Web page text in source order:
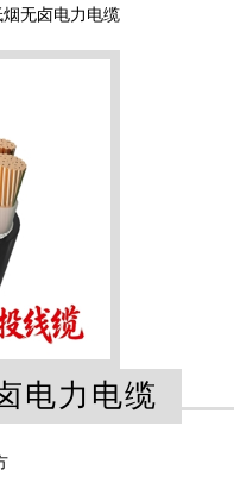
无卤电力电缆
电力电缆